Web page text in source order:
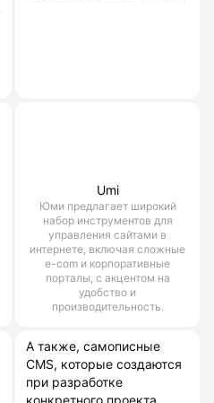
Umi
Юми предлагает широкий
набор инструментов для
управления сайтами в
интернете, включая сложные
e-com и корпоративные
порталы, с акцентом на
удобство и
производительность.
А также, самописные
CMS, которые создаются
при разработке
конкретного проекта